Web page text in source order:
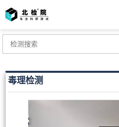
毒理检测